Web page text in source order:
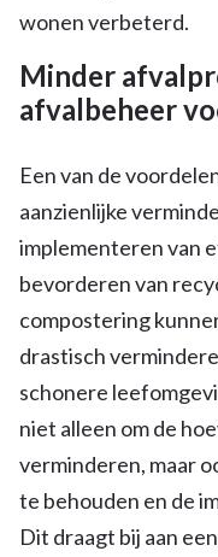
wonen verbeterd.
Minder
afvalbeheer
Een van de
aanzienlijke
implementeren van
bevorderen van
compostering
drastisch
schonere
niet alleen om de
verminderen, maar
te behouden en de
Dit draagt bij aan